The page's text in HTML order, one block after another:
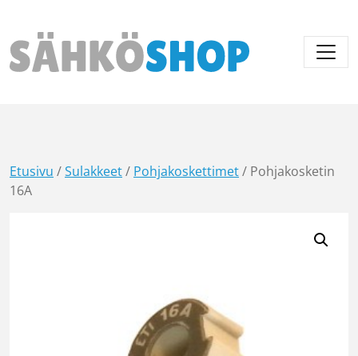
Päävalikko
Etusivu /Sulakkeet/ Pohjakoskettimet/ Pohjakosketin
16A